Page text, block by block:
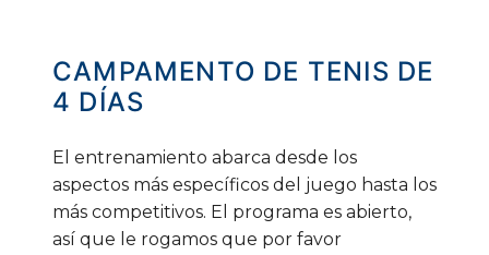
CAMPAMENTO DE TENIS DE
4 DÍAS
El entrenamiento abarca desde los
aspectos más específicos del juego hasta los
más competitivos. El programa es abierto,
así que le rogamos que por favor